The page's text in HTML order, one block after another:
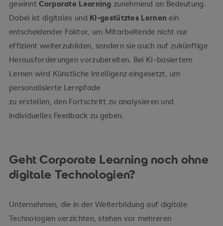
gewinntCorporate Learning zunehmend an Bedeutung.
Dabei ist digitales und KI-gestütztes Lernen ein
entscheidender Faktor, um Mitarbeitende nicht nur
effizient weiterzubilden, sondern sie auch auf zukünftige
Herausforderungen vorzubereiten. Bei KI-basiertem
Lernen wird Künstliche Intelligenz eingesetzt, um
personalisierte Lernpfade
zu erstellen, den Fortschritt zu analysieren und
individuelles Feedback zu geben.
Geht Corporate Learning noch ohne
digitale Technologien?
Unternehmen, die in der Weiterbildung auf digitale
Technologien verzichten, stehen vor mehreren